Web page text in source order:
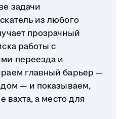
задачи
из любого
прозрачный
работы с
переезда и
главный барьер —
— и показываем,
вахта, а место для